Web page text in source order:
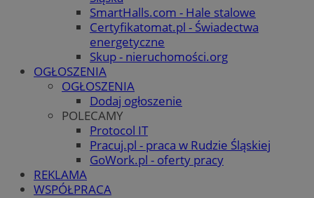
SmartHalls.com - Hale stalowe
Certyfikatomat.pl - Świadectwa
energetyczne
Skup - nieruchomości.org
OGŁOSZENIA
OGŁOSZENIA
Dodaj ogłoszenie
POLECAMY
Protocol IT
Pracuj.pl - praca w Rudzie Śląskiej
GoWork.pl - oferty pracy
REKLAMA
WSPÓŁPRACA